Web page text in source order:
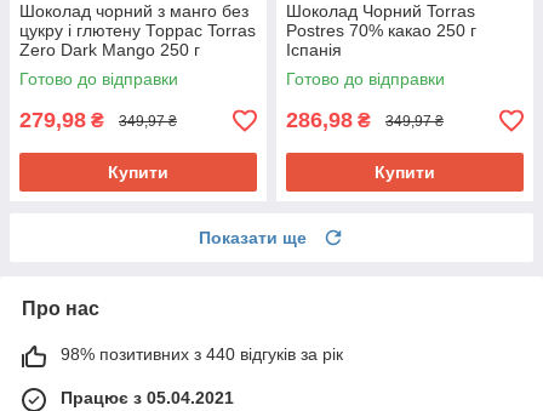
Шоколад чорний з манго без
цукру і глютену Торрас Torras
Zero Dark Mango 250 г
Іспанія
Готово до відправки
279,98 ₴ 349,97 ₴
Купити
Шоколад Чорний Torras
Postres 70% какао 250 г
Іспанія
Готово до відправки
286,98 ₴ 349,97 ₴
Купити
Показати ще
Про нас
98% позитивних з 440 відгуків за рік
Працює з 05.04.2021